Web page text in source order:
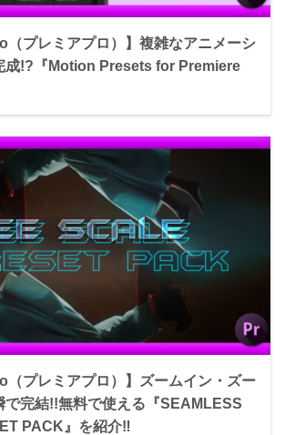
（プレミアプロ）】複雑なアニメーシ
成!?『Motion Presets for Premiere
（プレミアプロ）】ズームイン・ズー
で完結!!無料で使える『SEAMLESS
PACK』を紹介‼︎